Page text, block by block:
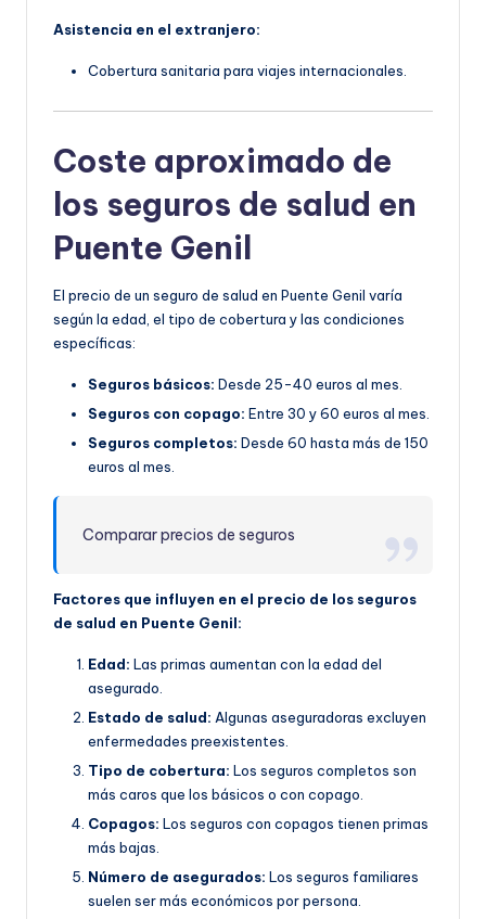
Asistencia en el extranjero:
Cobertura sanitaria para viajes internacionales.
Coste aproximado de
los seguros de salud en
Puente Genil
El precio de un seguro de salud en Puente Genil varía
según la edad, el tipo de cobertura y las condiciones
específicas:
Seguros básicos: Desde 25-40 euros al mes.
Seguros con copago: Entre 30 y 60 euros al mes.
Seguros completos: Desde 60 hasta más de 150
euros al mes.
Comparar precios de seguros
Factores que influyen en el precio de los seguros
de salud en Puente Genil:
Edad: Las primas aumentan con la edad del
asegurado.
Estado de salud: Algunas aseguradoras excluyen
enfermedades preexistentes.
Tipo de cobertura: Los seguros completos son
más caros que los básicos o con copago.
Copagos: Los seguros con copagos tienen primas
más bajas.
Número de asegurados: Los seguros familiares
suelen ser más económicos por persona.